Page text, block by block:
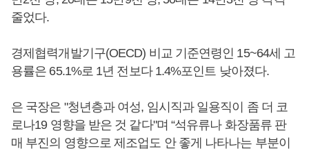
줄었다.
경제협력개발기구(OECD) 비교 기준연령인 15~64세 고
용률은 65.1%로 1년 전보다 1.4%포인트 낮아졌다.
은 국장은 "청년층과 여성, 임시직과 일용직이 좀 더 코
로나19 영향을 받은 것 같다"며 “석유류나 화장품류 판
매 부진의 영향으로 제조업도 안 좋게 나타나는 부분이